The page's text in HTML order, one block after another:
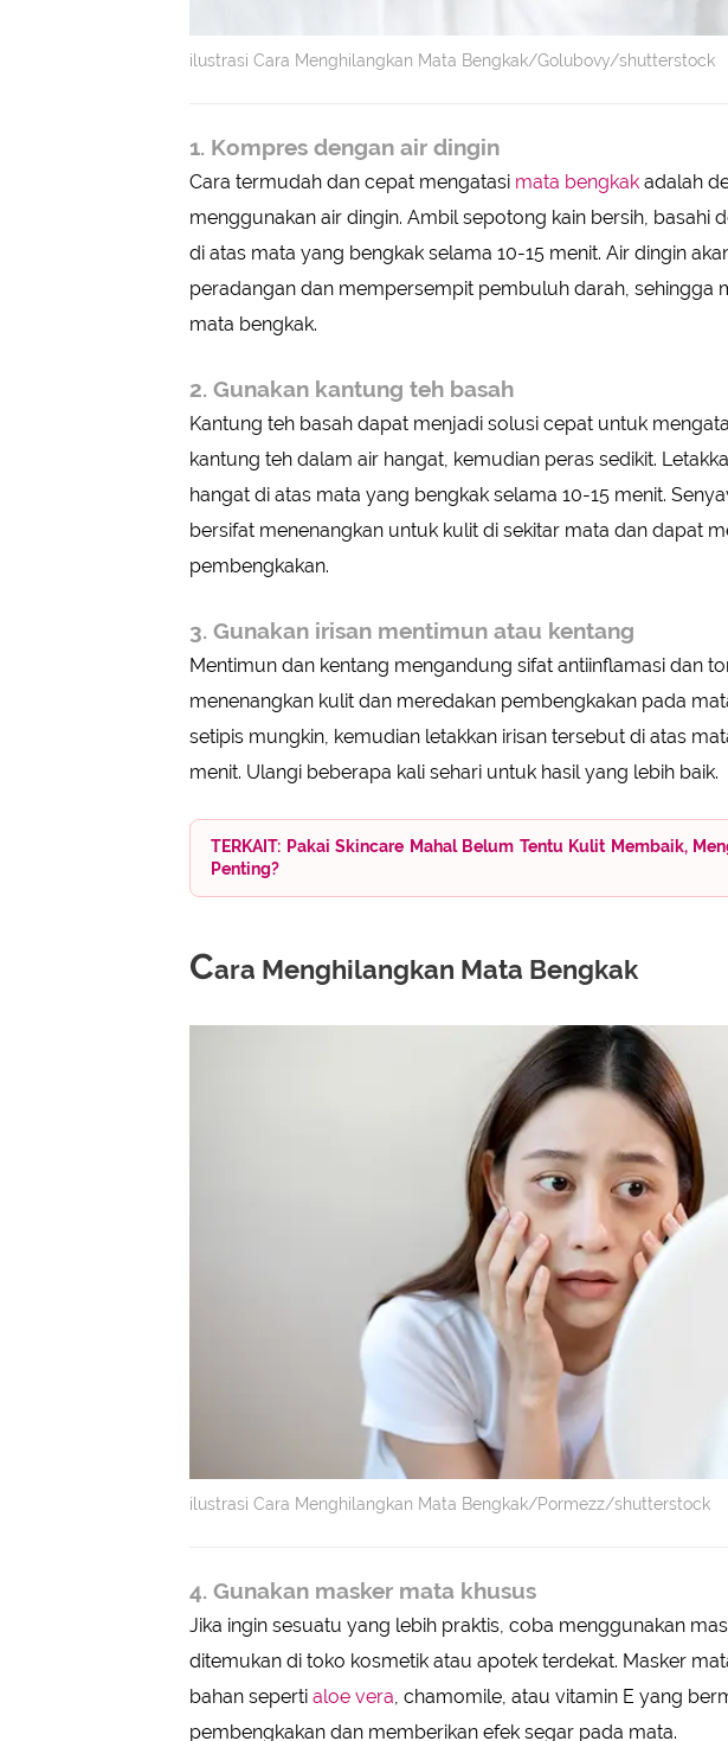
ilustrasi Cara Menghilangkan Mata Bengkak/Golubovy/shutterstock
1. Kompres dengan air dingin
Cara termudah dan cepat mengatasi mata bengkak adalah
menggunakan air dingin. Ambil sepotong kain bersih, basahi
di atas mata yang bengkak selama 10-15 menit. Air dingin
peradangan dan mempersempit pembuluh darah, sehingga
mata bengkak.
2. Gunakan kantung teh basah
Kantung teh basah dapat menjadi solusi cepat untuk
kantung teh dalam air hangat, kemudian peras sedikit.
hangat di atas mata yang bengkak selama 10-15 menit.
bersifat menenangkan untuk kulit di sekitar mata dan dapat
pembengkakan.
3. Gunakan irisan mentimun atau kentang
Mentimun dan kentang mengandung sifat antiinflamasi dan
menenangkan kulit dan meredakan pembengkakan pada
setipis mungkin, kemudian letakkan irisan tersebut di atas
menit. Ulangi beberapa kali sehari untuk hasil yang lebih baik.
TERKAIT: Pakai Skincare Mahal Belum Tentu Kulit Membaik,
Penting?
Cara Menghilangkan Mata Bengkak
ilustrasi Cara Menghilangkan Mata Bengkak/Pormezz/shutterstock
4. Gunakan masker mata khusus
Jika ingin sesuatu yang lebih praktis, coba menggunakan
ditemukan di toko kosmetik atau apotek terdekat. Masker
bahan seperti aloe vera , chamomile, atau vitamin E yang
pembengkakan dan memberikan efek segar pada mata.